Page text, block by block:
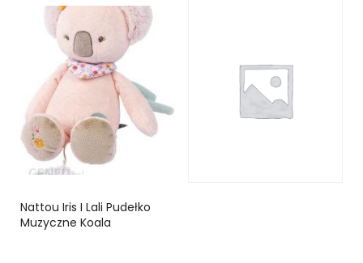
Nattou Iris I Lali Pudełko
Muzyczne Koala